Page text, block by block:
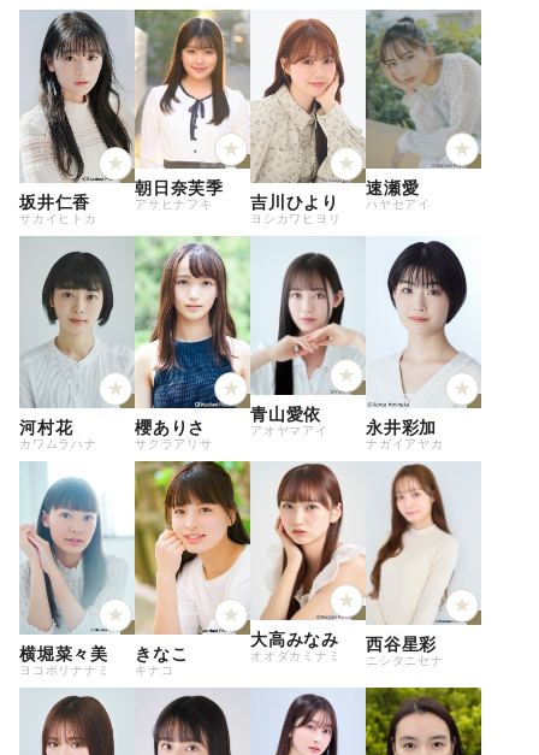
坂井仁香
サカイヒトカ
朝日奈芙季
アサヒナフキ 吉川ひより
ヨシカワヒヨリ
速瀬愛
ハヤセアイ
河村花
カワムラハナ
櫻ありさ
サクラアリサ
青山愛依
アオヤマアイ 永井彩加
ナガイアヤカ
横堀菜々美
ヨコボリナナミ
きなこ
キナコ
大高みなみ
オオダカミナミ
西谷星彩
ニシタニセナ